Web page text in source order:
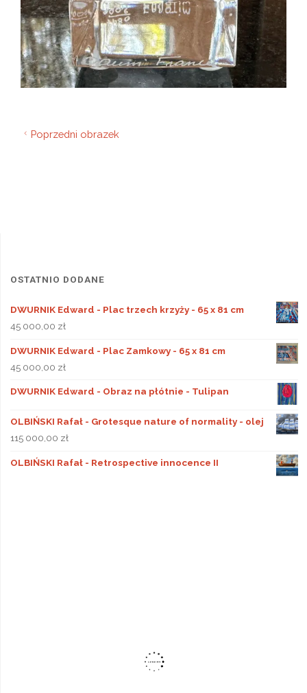
Poprzedni obrazek
OSTATNIO DODANE
DWURNIK Edward - Plac trzech krzyży - 65 x 81 cm
45 000,00 zł
DWURNIK Edward - Plac Zamkowy - 65 x 81 cm
45 000,00 zł
DWURNIK Edward - Obraz na płótnie - Tulipan
OLBIŃSKI Rafał - Grotesque nature of normality - olej
115 000,00 zł
OLBIŃSKI Rafał - Retrospective innocence II